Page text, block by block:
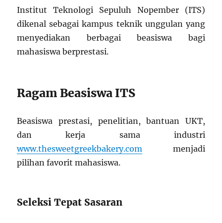
Institut Teknologi Sepuluh Nopember (ITS)
dikenal sebagai kampus teknik unggulan yang
menyediakan berbagai beasiswa bagi
mahasiswa berprestasi.
Ragam Beasiswa ITS
Beasiswa prestasi, penelitian, bantuan UKT,
dan kerja sama industri
www.thesweetgreekbakery.com menjadi
pilihan favorit mahasiswa.
Seleksi Tepat Sasaran